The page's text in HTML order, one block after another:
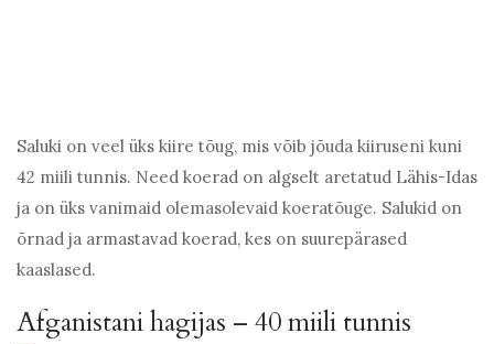
Saluki on veel üks kiire tõug, mis võib jõuda kiiruseni kuni
42 miili tunnis. Need koerad on algselt aretatud Lähis-Idas
ja on üks vanimaid olemasolevaid koeratõuge. Salukid on
õrnad ja armastavad koerad, kes on suurepärased
kaaslased.
Afganistani hagijas – 40 miili tunnis